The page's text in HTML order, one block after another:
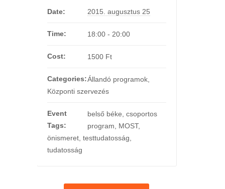
Date: 2015. augusztus 25
Time: 18:00 - 20:00
Cost: 1500 Ft
Categories:Állandó programok,
Központi szervezés
Event
Tags:
belső béke, csoportos
program, MOST,
önismeret, testtudatosság,
tudatosság